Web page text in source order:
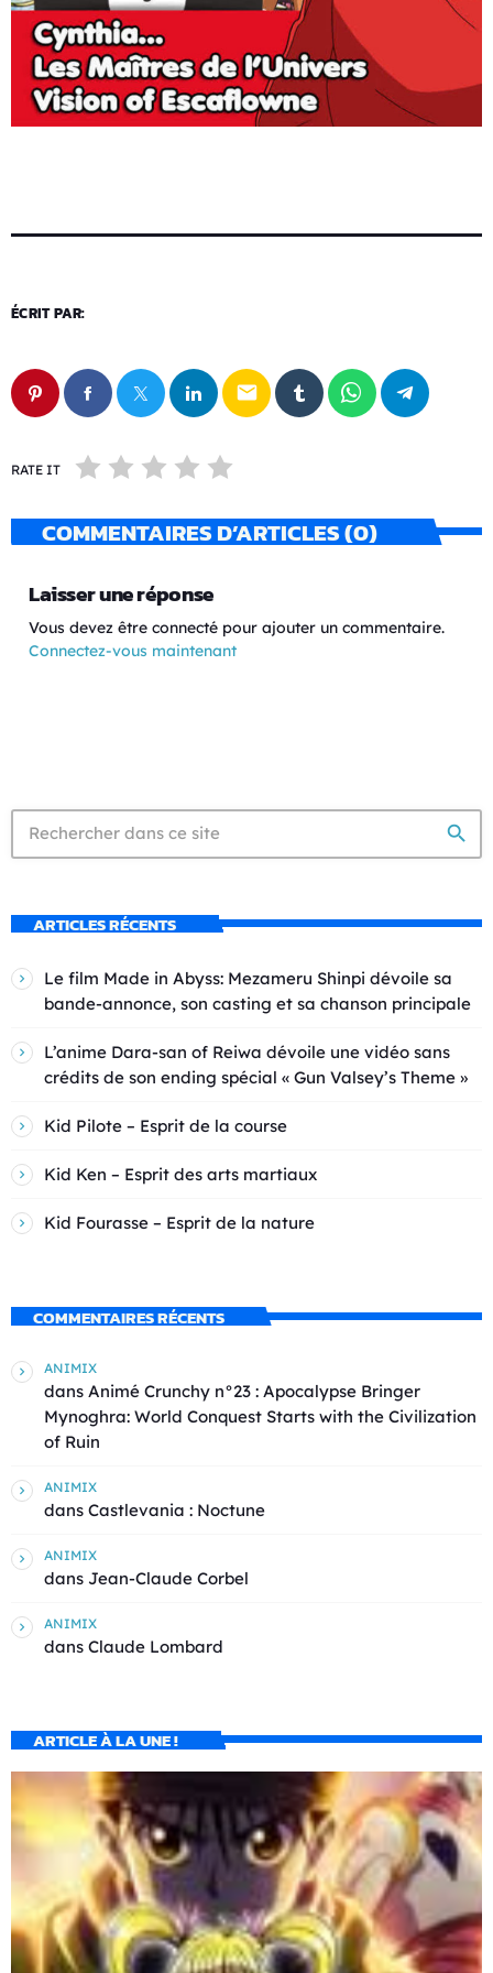
ÉCRIT PAR:
email
RATE IT
COMMENTAIRES D’ARTICLES (0)
Laisser une réponse
Vous devez être connecté pour ajouter un commentaire.
Connectez-vous maintenant
search
ARTICLES RÉCENTS
Le film Made in Abyss: Mezameru Shinpi dévoile sa
bande-annonce, son casting et sa chanson principale
L’anime Dara-san of Reiwa dévoile une vidéo sans
crédits de son ending spécial « Gun Valsey’s Theme »
Kid Pilote – Esprit de la course
Kid Ken – Esprit des arts martiaux
Kid Fourasse – Esprit de la nature
COMMENTAIRES RÉCENTS
ANIMIX
dans Animé Crunchy n°23 : Apocalypse Bringer
Mynoghra: World Conquest Starts with the Civilization
of Ruin
ANIMIX
dans Castlevania : Noctune
ANIMIX
dans Jean-Claude Corbel
ANIMIX
dans Claude Lombard
ARTICLE À LA UNE !